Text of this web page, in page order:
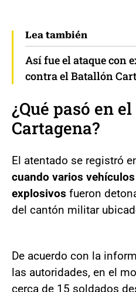
Lea también
Así fue el ataque con
contra el Batallón
¿Qué pasó en
Cartagena?
El atentado se registró
cuando varios
explosivos fueron
del cantón militar
De acuerdo con la
las autoridades, en el
cerca de 15 soldados